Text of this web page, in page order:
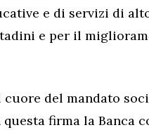
e di servizi di
e per il
del mandato
firma la Banca